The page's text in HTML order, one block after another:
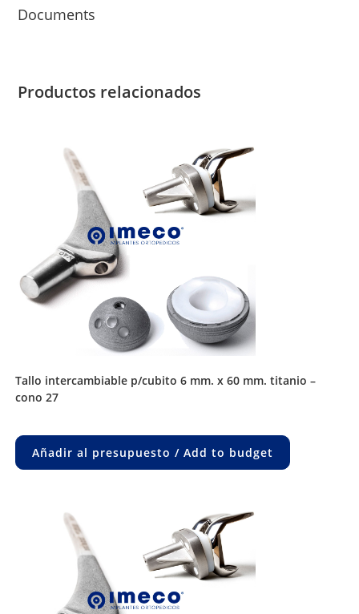
cantidad
Documents
Productos relacionados
tallo intercambiable p/cubito 6 mm. x 60 mm. titanio –
cono 27
Añadir al presupuesto / Add to budget